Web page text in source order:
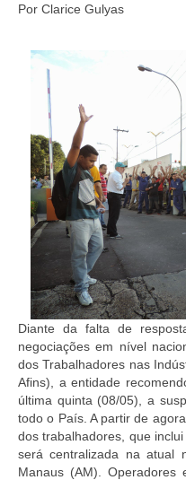
Por Clarice Gulyas
Diante da falta de
negociações em nível
dos Trabalhadores nas
Afins), a entidade
última quinta (08/05), a
todo o País. A partir de
dos trabalhadores, que
será centralizada na atual
Manaus (AM).